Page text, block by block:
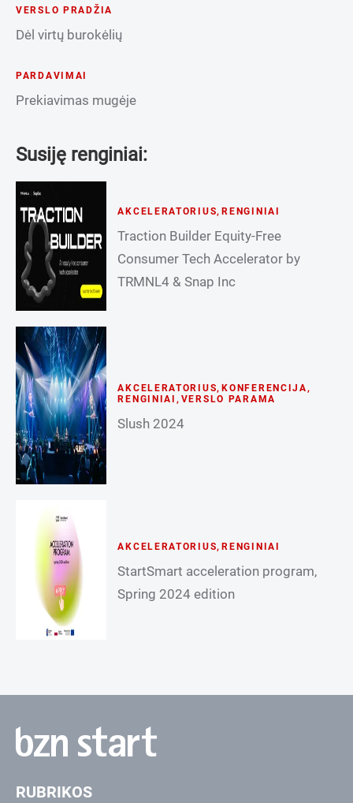
VERSLO PRADŽIA
Dėl virtų burokėlių
PARDAVIMAI
Prekiavimas mugėje
Susiję renginiai:
AKCELERATORIUS, RENGINIAI
Traction Builder Equity-Free
Consumer Tech Accelerator by
TRMNL4 & Snap Inc
AKCELERATORIUS, KONFERENCIJA,
RENGINIAI , VERSLO PARAMA
Slush 2024
AKCELERATORIUS, RENGINIAI
StartSmart acceleration program,
Spring 2024 edition
RUBRIKOS